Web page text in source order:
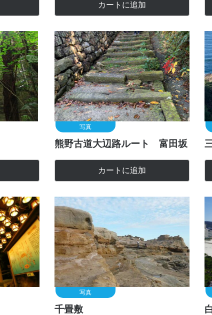
カートに追加
写真
熊野古道大辺路ルート 富田坂
カートに追加
写真
千畳敷